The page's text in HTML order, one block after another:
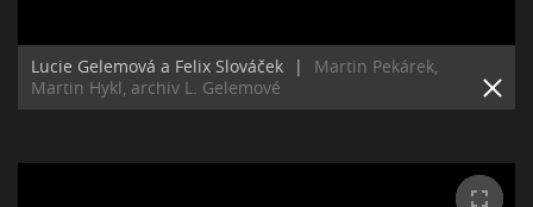
Lucie Gelemová a Felix Slováček |
Martin Pekárek,
Martin Hykl, archiv L. Gelemové